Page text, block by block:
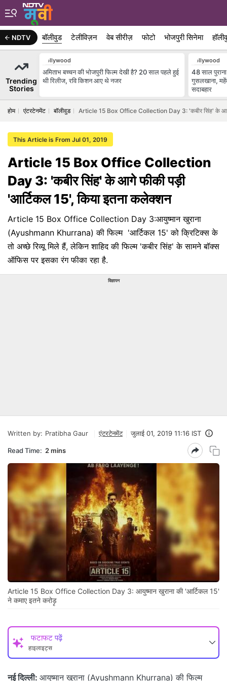
NDTV बॉलीवुड टेलीविज़न वेब सीरीज़ फोटो भोजपुरी सिनेमा
Trending
Stories
Bollywood
अमिताभ बच्चन की भोजपुरी फिल्म देखी है? 20 साल पहले हुई
थी रिलीज, रवि किशन आए थे नजर
Bollywood
48 साल
गुसलखाना,
सदाबहार
होम एंटरटेनमेंट बॉलीवुड Article 15 Box Office Collection Day 3: 'कबीर सिंह' के आगे
This Article is From Jul 01, 2019
Article 15 Box Office Collection
Day 3: 'कबीर सिंह' के आगे फीकी पड़ी
'आर्टिकल 15', किया इतना कलेक्शन
Article 15 Box Office Collection Day 3:आयुष्मान खुराना
(Ayushmann Khurrana) की फिल्म 'आर्टिकल 15' को क्रिटिक्स के
तो अच्छे रिव्यू मिले हैं, लेकिन शाहिद की फिल्म 'कबीर सिंह' के सामने बॉक्स
ऑफिस पर इसका रंग फीका रहा है.
विज्ञापन
Written by: Pratibha Gaur एंटरटेनमेंट जुलाई 01, 2019 11:16 IST
Read Time: 2 mins
Article 15 Box Office Collection Day 3: आयुष्मान खुराना की 'आर्टिकल 15'
ने कमाए इतने करोड़ृ
फटाफट पढ़ें
हाइलाइट्स
नई दिल्ली: आयुष्मान खुराना (Ayushmann Khurrana) की फिल्म